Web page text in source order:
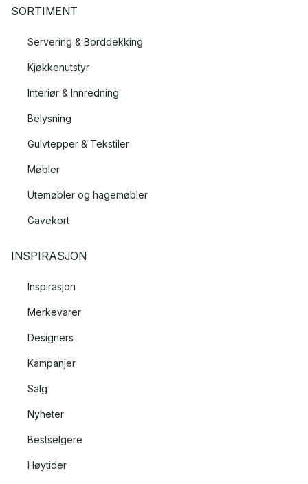
SORTIMENT
Servering & Borddekking
Kjøkkenutstyr
Interiør & Innredning
Belysning
Gulvtepper & Tekstiler
Møbler
Utemøbler og hagemøbler
Gavekort
INSPIRASJON
Inspirasjon
Merkevarer
Designers
Kampanjer
Salg
Nyheter
Bestselgere
Høytider